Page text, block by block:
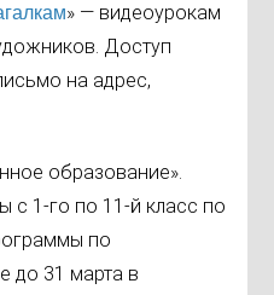
» — видеоурокам
Доступ
на адрес,
образование».
с 1-го по 11-й класс по
по
до 31 марта в